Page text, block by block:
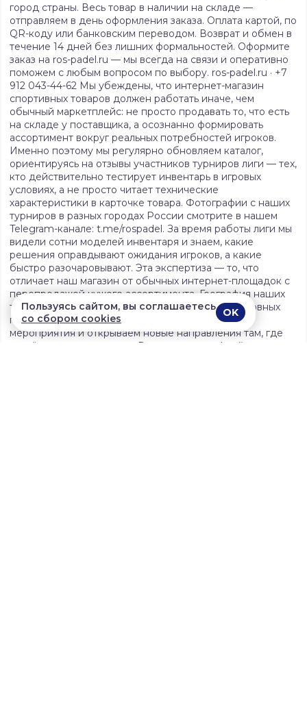
город страны. Весь товар в наличии на складе —
отправляем в день оформления заказа. Оплата картой, по
QR-коду или банковским переводом. Возврат и обмен в
течение 14 дней без лишних формальностей. Оформите
заказ на ros-padel.ru — мы всегда на связи и оперативно
поможем с любым вопросом по выбору. ros-padel.ru · +7
912 043-44-62 Мы убеждены, что интернет-магазин
спортивных товаров должен работать иначе, чем
обычный маркетплейс: не просто продавать то, что есть
на складе у поставщика, а осознанно формировать
ассортимент вокруг реальных потребностей игроков.
Именно поэтому мы регулярно обновляем каталог,
ориентируясь на отзывы участников турниров лиги — тех,
кто действительно тестирует инвентарь в игровых
условиях, а не просто читает технические
характеристики в карточке товара. Фотографии с наших
турниров в разных городах России смотрите в нашем
Telegram-канале: t.me/rospadel. За время работы лиги мы
видели сотни моделей инвентаря и знаем, какие
решения оправдывают ожидания игроков, а какие
быстро разочаровывают. Эта экспертиза — то, что
отличает наш магазин от обычных интернет-площадок с
перепродажей чужого ассортимента. География наших
турниров продолжает расширяться: помимо основных
городов лиги, мы регулярно проводим выездные
мероприятия и открываем новые направления там, где
растёт интерес к паделу. Вместе с географией турниров
Пользуясь сайтом, вы соглашаетесь
со сбором cookies
OK